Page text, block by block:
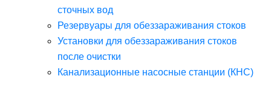
сточных вод
Резервуары для обеззараживания стоков
Установки для обеззараживания стоков
после очистки
Канализационные насосные станции (КНС)